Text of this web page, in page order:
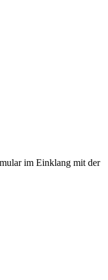
im Einklang mit der